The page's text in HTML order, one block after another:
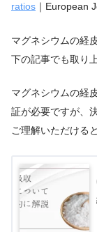
ratios ｜European
マグネシウムの経
下の記事でも取り
マグネシウムの経
証が必要ですが、
ご理解いただける